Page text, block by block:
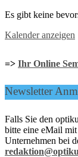
Es gibt keine
Kalender anzeigen
=> Ihr Online
Newsletter
Falls Sie den
bitte eine eMail
Unternehmen bei